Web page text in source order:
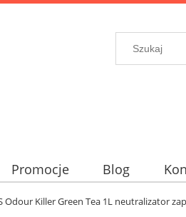
Promocje Blog
Odour Killer Green Tea 1L neutralizator